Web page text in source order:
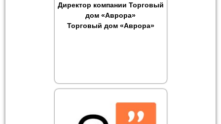
Директор компании Торговый
дом «Аврора»
Торговый дом «Аврора»